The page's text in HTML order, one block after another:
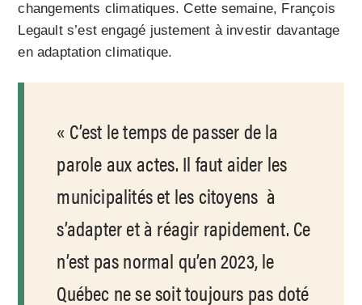
changements climatiques. Cette semaine, François
Legault s’est engagé justement à investir davantage
en adaptation climatique.
C’est le temps de passer de la
parole aux actes. Il faut aider les
municipalités et les citoyens à
s’adapter et à réagir rapidement. Ce
n’est pas normal qu’en 2023, le
Québec ne se soit toujours pas doté